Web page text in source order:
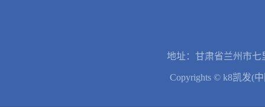
地址：甘肃省兰州市
Copyrights © k8凯发(